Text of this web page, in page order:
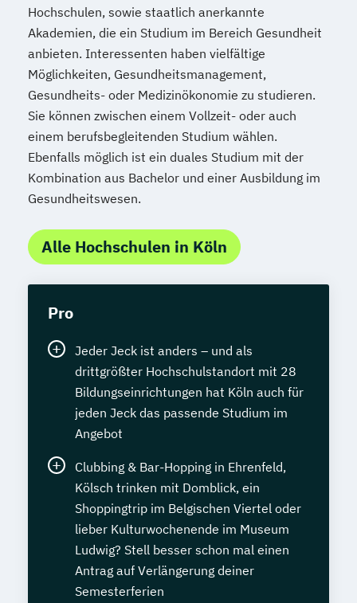
Hochschulen, sowie staatlich anerkannte
Akademien, die ein Studium im Bereich Gesundheit
anbieten. Interessenten haben vielfältige
Möglichkeiten, Gesundheitsmanagement,
Gesundheits- oder Medizinökonomie zu studieren.
Sie können zwischen einem Vollzeit- oder auch
einem berufsbegleitenden Studium wählen.
Ebenfalls möglich ist ein duales Studium mit der
Kombination aus Bachelor und einer Ausbildung im
Gesundheitswesen.
Alle Hochschulen in Köln
Pro
Jeder Jeck ist anders – und als
drittgrößter Hochschulstandort mit 28
Bildungseinrichtungen hat Köln auch für
jeden Jeck das passende Studium im
Angebot
Clubbing & Bar-Hopping in Ehrenfeld,
Kölsch trinken mit Domblick, ein
Shoppingtrip im Belgischen Viertel oder
lieber Kulturwochenende im Museum
Ludwig? Stell besser schon mal einen
Antrag auf Verlängerung deiner
Semesterferien